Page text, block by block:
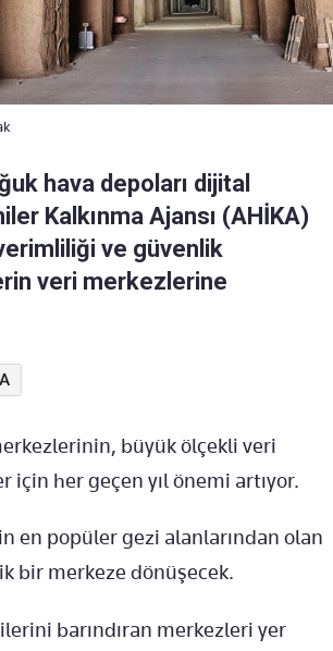
hava depoları dijital
Kalkınma Ajansı (AHİKA)
ve güvenlik
veri merkezlerine
büyük ölçekli veri
her geçen yıl önemi artıyor.
en popüler gezi alanlarından olan
bir merkeze dönüşecek.
barındıran merkezleri yer